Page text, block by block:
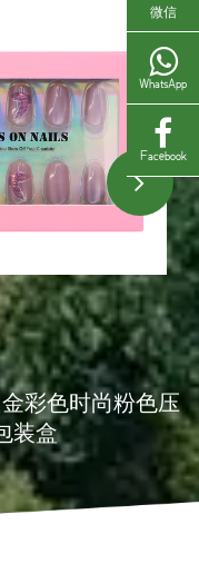
彩色时尚粉色压
装盒
微信
WhatsApp
Facebook